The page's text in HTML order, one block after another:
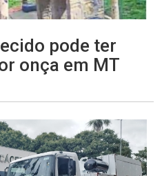
pode ter
onça em MT